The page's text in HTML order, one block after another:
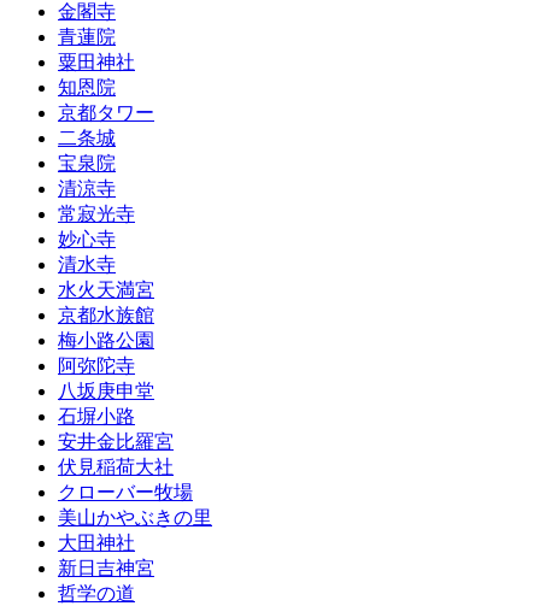
金閣寺
青蓮院
粟田神社
知恩院
京都タワー
二条城
宝泉院
清涼寺
常寂光寺
妙心寺
清水寺
水火天満宮
京都水族館
梅小路公園
阿弥陀寺
八坂庚申堂
石塀小路
安井金比羅宮
伏見稲荷大社
クローバー牧場
美山かやぶきの里
大田神社
新日吉神宮
哲学の道